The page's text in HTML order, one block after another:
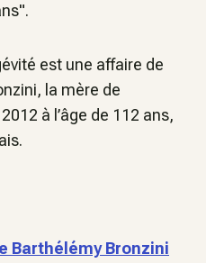
est une affaire de
la mère de
à l’âge de 112 ans,
Barthélémy Bronzini